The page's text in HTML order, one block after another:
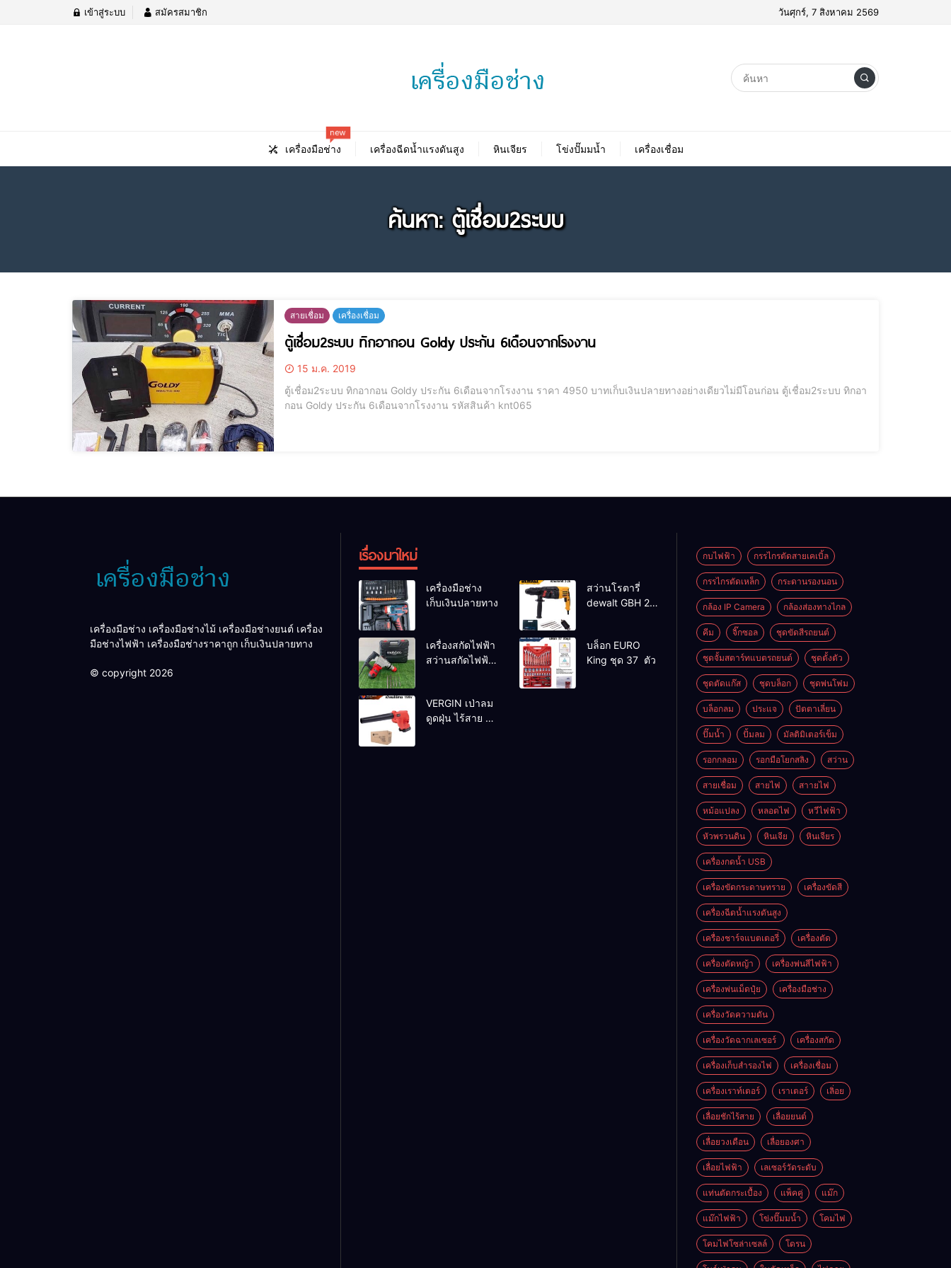
เข้าสู่ระบบ สมัครสมาชิก วันศุกร์, 7 สิงหาคม 2569
เครื่องมือช่าง
new
เครื่องฉีดน้ำแรงดันสูง หินเจียร โข่งปั๊มมน้ำ เครื่องเชื่อม
ค้นหา: ตู้เชื่อม2ระบบ
สายเชื่อม เครื่องเชื่อม
ตู้เชื่อม2ระบบ ทิกอากอน Goldy ประกัน 6เดือนจากโรงงาน
15 ม.ค. 2019
ตู้เชื่อม2ระบบ ทิกอากอน Goldy ประกัน 6เดือนจากโรงงาน ราคา 4950 บาทเก็บเงินปลายทางอย่างเดียวไม่มีโอนก่อน ตู้เชื่อม2ระบบ ทิกอา
กอน Goldy ประกัน 6เดือนจากโรงงาน รหัสสินค้า knt065
เครื่องมือช่าง เครื่องมือช่างไม้ เครื่องมือช่างยนต์ เครื่อง
มือช่างไฟฟ้า เครื่องมือช่างราคาถูก เก็บเงินปลายทาง
© copyright 2026
เรื่องมาใหม่
เครื่องมือช่าง
เก็บเงินปลายทาง
สว่านโรตารี่
dewalt GBH 2-
ทองแดงแท้
100%
เครื่องสกัดไฟฟ้า
สว่านสกัดไฟฟ้า
MAKTEC รุ่น MT2926A
บล็อก EURO
King ชุด 37 ตัว
VERGIN เป่าลม
ดูดฝุ่น ไร้สาย รุ่น
กบไฟฟ้า กรรไกรตัดสายเคเบิ้ล
กรรไกรตัดเหล็ก กระดานรองนอน
กล้อง IP Camera กล้องส่องทางไกล
คีม จิ๊กซอล ชุดขัดสีรถยนต์​
ชุดจั้มสตาร์ทแบตรถยนต์ ชุดตั้งตัว
ชุดตัดแก๊ส ชุดบล็อก ชุดพ่นโฟม
บล็อกลม ประแจ ปัตตาเลี่ยน
ปั๊มน้ำ ปั้มลม มัลติมิเตอร์เข็ม
รอกกลอม รอกมือโยกสลิง สว่าน
สายเชื่อม สายไฟ สาายไฟ
หม้อแปลง หลอดไฟ หวีไฟฟ้า
หัวพรวนดิน หินเจีย หินเจียร
เครื่องกดน้ำ USB
เครื่องขัดกระดาษทราย เครื่องขัดสี
เครื่องฉีดน้ำแรงดันสูง
เครื่องชาร์จแบตเตอรี่ เครื่องตัด
เครื่องตัดหญ้า เครื่องพ่นสีไฟฟ้า
เครื่องพ่นเม็ดปุ๋ย เครื่องมือช่าง
เครื่องวัดความดัน
เครื่องวัดฉากเลเซอร์ เครื่องสกัด
เครื่องเก็บสํารองไฟ เครื่องเชื่อม
เครื่องเราท์เตอร์ เราเตอร์ เลิ่อย
เลื่อยชักไร้สาย เลื่อยยนต์
เลื่อยวงเดือน เลื่อยองศา
เลื่อยไฟฟ้า เลเซอร์วัดระดับ
แท่นตัดกระเบื้อง แพ็คคู่ แม๊ก
แม๊กไฟฟ้า โข่งปั๊มมน้ำ โคมไฟ
โคมไฟโซล่าเซลล์ โดรน